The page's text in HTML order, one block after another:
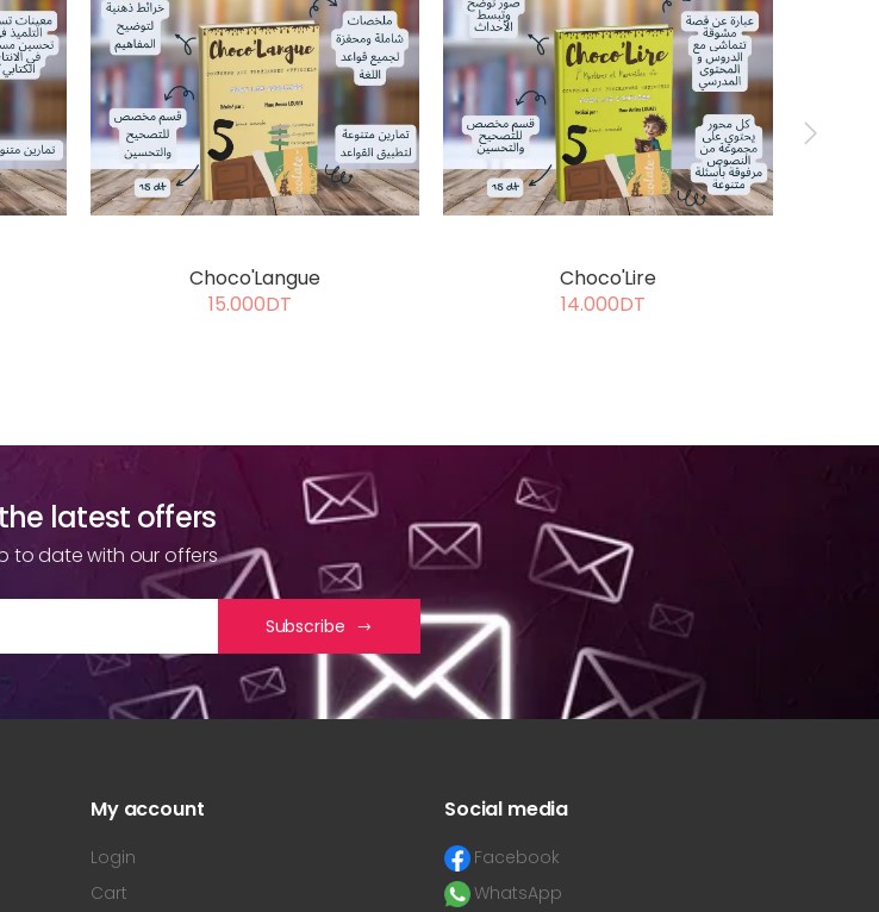
Choco'Langue
15.000DT
Choco'Lire
14.000DT
latest offers
to date with our offers
Subscribe
My account
Login
Cart
Social media
Facebook
WhatsApp